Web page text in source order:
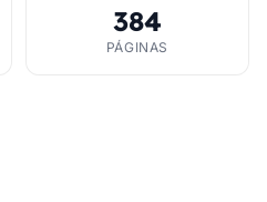
384
PÁGINAS